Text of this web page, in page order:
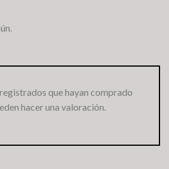
que hayan comprado
hacer una valoración.